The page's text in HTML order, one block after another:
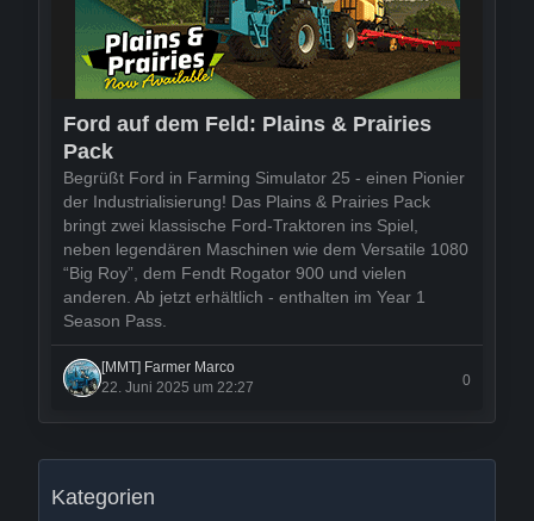
Ford auf dem Feld: Plains & Prairies
Pack
Begrüßt Ford in Farming Simulator 25 - einen Pionier
der Industrialisierung! Das Plains & Prairies Pack
bringt zwei klassische Ford-Traktoren ins Spiel,
neben legendären Maschinen wie dem Versatile 1080
“Big Roy”, dem Fendt Rogator 900 und vielen
anderen. Ab jetzt erhältlich - enthalten im Year 1
Season Pass.
[MMT] Farmer Marco
22. Juni 2025 um 22:27
0
Kategorien